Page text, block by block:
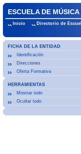
ESCUELA DE
Inicio Directorio de
FICHA DE LA ENTIDAD
Identificación
Direcciones
Oferta Formativa
HERRAMIENTAS
Mostrar todo
Ocultar todo